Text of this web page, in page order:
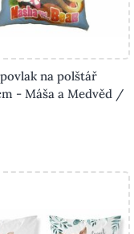
na polštář
- Máša a Medvěd /